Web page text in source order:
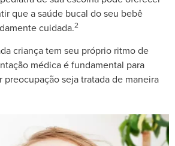
que a saúde bucal do seu bebê
cuidada.2
criança tem seu próprio ritmo de
médica é fundamental para
seja tratada de maneira